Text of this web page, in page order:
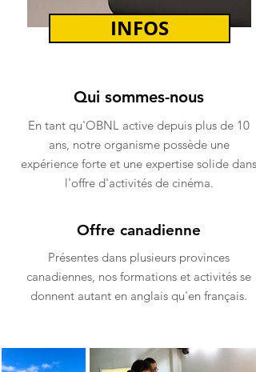
INFOS
Qui sommes-nous
En tant qu'OBNL active depuis plus de 10
ans, notre organisme possède une
expérience forte et une expertise solide dans
l'offre d'activités de cinéma.
Offre canadienne
Présentes dans plusieurs provinces
canadiennes, nos formations et activités se
donnent autant en anglais qu'en français.